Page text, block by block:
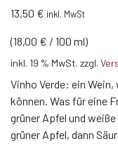
13,50 € inkl. MwSt
(18,00 € / 100 ml)
inkl. 19 % MwSt. zzgl.
Vinho Verde: ein
können. Was für eine
grüner Apfel und
grüner Apfel, dann